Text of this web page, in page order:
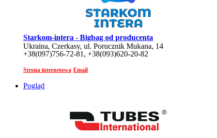
Starkom-intera - Bigbag od producenta
Ukraina, Czerkasy, ul. Porucznik Mukana, 14
+38(097)756-72-81, +38(093)620-20-82
Strona internetowa Email
Pogląd